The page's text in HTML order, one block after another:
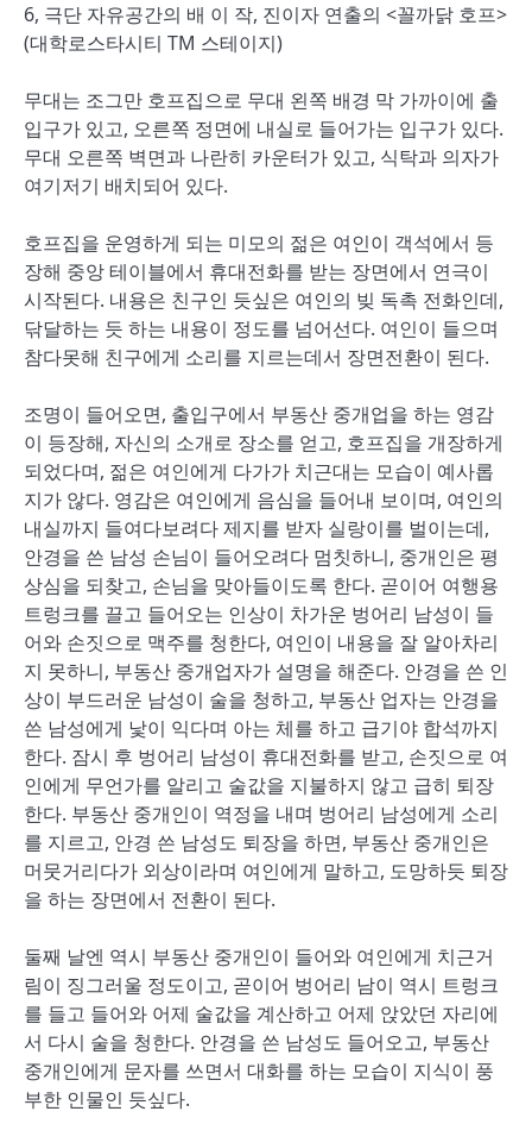
6, 극단 자유공간의 배 이 작, 진이자 연출의 <꼴까닭 호프>
(대학로스타시티 TM 스테이지)
무대는 조그만 호프집으로 무대 왼쪽 배경 막 가까이에 출
입구가 있고, 오른쪽 정면에 내실로 들어가는 입구가 있다.
무대 오른쪽 벽면과 나란히 카운터가 있고, 식탁과 의자가
여기저기 배치되어 있다.
호프집을 운영하게 되는 미모의 젊은 여인이 객석에서 등
장해 중앙 테이블에서 휴대전화를 받는 장면에서 연극이
시작된다. 내용은 친구인 듯싶은 여인의 빚 독촉 전화인데,
닦달하는 듯 하는 내용이 정도를 넘어선다. 여인이 들으며
참다못해 친구에게 소리를 지르는데서 장면전환이 된다.
조명이 들어오면, 출입구에서 부동산 중개업을 하는 영감
이 등장해, 자신의 소개로 장소를 얻고, 호프집을 개장하게
되었다며, 젊은 여인에게 다가가 치근대는 모습이 예사롭
지가 않다. 영감은 여인에게 음심을 들어내 보이며, 여인의
내실까지 들여다보려다 제지를 받자 실랑이를 벌이는데,
안경을 쓴 남성 손님이 들어오려다 멈칫하니, 중개인은 평
상심을 되찾고, 손님을 맞아들이도록 한다. 곧이어 여행용
트렁크를 끌고 들어오는 인상이 차가운 벙어리 남성이 들
어와 손짓으로 맥주를 청한다, 여인이 내용을 잘 알아차리
지 못하니, 부동산 중개업자가 설명을 해준다. 안경을 쓴 인
상이 부드러운 남성이 술을 청하고, 부동산 업자는 안경을
쓴 남성에게 낯이 익다며 아는 체를 하고 급기야 합석까지
한다. 잠시 후 벙어리 남성이 휴대전화를 받고, 손짓으로 여
인에게 무언가를 알리고 술값을 지불하지 않고 급히 퇴장
한다. 부동산 중개인이 역정을 내며 벙어리 남성에게 소리
를 지르고, 안경 쓴 남성도 퇴장을 하면, 부동산 중개인은
머뭇거리다가 외상이라며 여인에게 말하고, 도망하듯 퇴장
을 하는 장면에서 전환이 된다.
둘째 날엔 역시 부동산 중개인이 들어와 여인에게 치근거
림이 징그러울 정도이고, 곧이어 벙어리 남이 역시 트렁크
를 들고 들어와 어제 술값을 계산하고 어제 앉았던 자리에
서 다시 술을 청한다. 안경을 쓴 남성도 들어오고, 부동산
중개인에게 문자를 쓰면서 대화를 하는 모습이 지식이 풍
부한 인물인 듯싶다.